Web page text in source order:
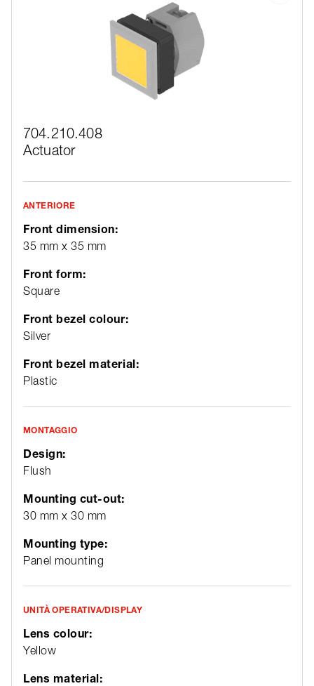
704.210.408
Actuator
ANTERIORE
Front dimension:
35 mm x 35 mm
Front form:
Square
Front bezel colour:
Silver
Front bezel material:
Plastic
MONTAGGIO
Design:
Flush
Mounting cut-out:
30 mm x 30 mm
Mounting type:
Panel mounting
UNITÀ OPERATIVA/DISPLAY
Lens colour:
Yellow
Lens material: